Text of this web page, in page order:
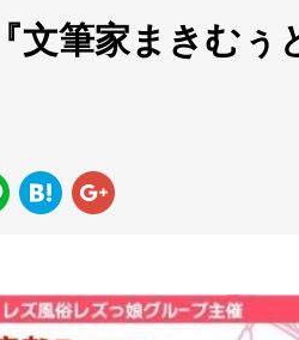
文筆家まきむぅ